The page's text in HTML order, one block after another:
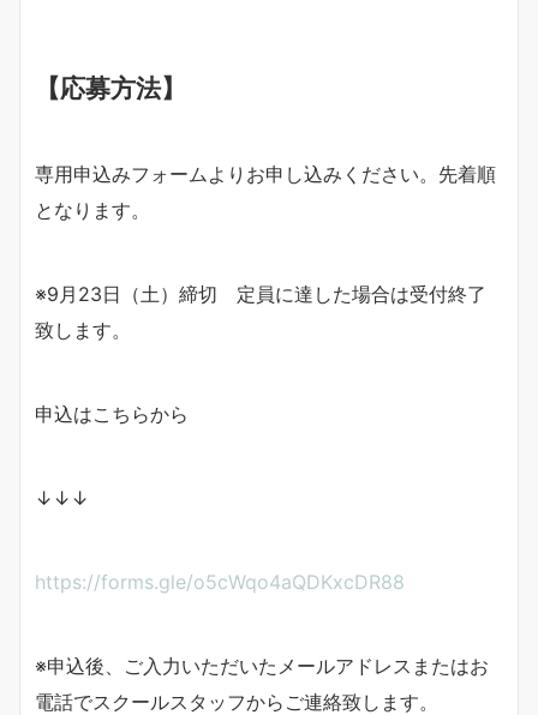
【応募方法】
専用申込みフォームよりお申し込みください。先着順
となります。
※9月23日（土）締切 定員に達した場合は受付終了
致します。
申込はこちらから
↓↓↓
https://forms.gle/o5cWqo4aQDKxcDR88
※申込後、ご入力いただいたメールアドレスまたはお
電話でスクールスタッフからご連絡致します。